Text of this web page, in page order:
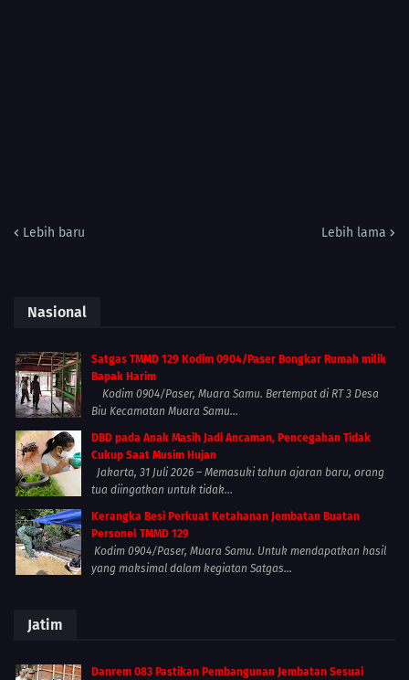
Lebih baru Lebih lama
Nasional
Satgas TMMD 129 Kodim 0904/Paser Bongkar Rumah milik
Bapak Harim
Kodim 0904/Paser, Muara Samu. Bertempat di RT 3 Desa
Biu Kecamatan Muara Samu...
DBD pada Anak Masih Jadi Ancaman, Pencegahan Tidak
Cukup Saat Musim Hujan
Jakarta, 31 Juli 2026 – Memasuki tahun ajaran baru, orang
tua diingatkan untuk tidak...
Kerangka Besi Perkuat Ketahanan Jembatan Buatan
Personel TMMD 129
Kodim 0904/Paser, Muara Samu. Untuk mendapatkan hasil
yang maksimal dalam kegiatan Satgas...
Jatim
Danrem 083 Pastikan Pembangunan Jembatan Sesuai